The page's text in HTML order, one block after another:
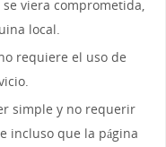
viera comprometida,
local.
requiere el uso de
simple y no requerir
incluso que la página